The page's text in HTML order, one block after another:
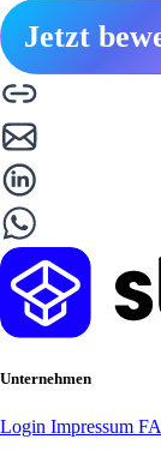
Jetzt
Unternehmen
Login Impressum